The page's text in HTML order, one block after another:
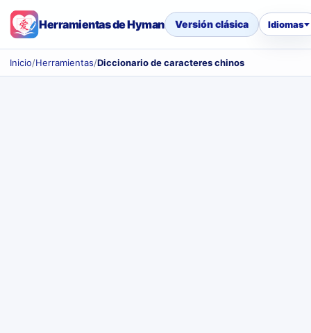
Herramientas de Hyman Versión clásica Idiomas
Inicio/Herramientas/Diccionario de caracteres chinos